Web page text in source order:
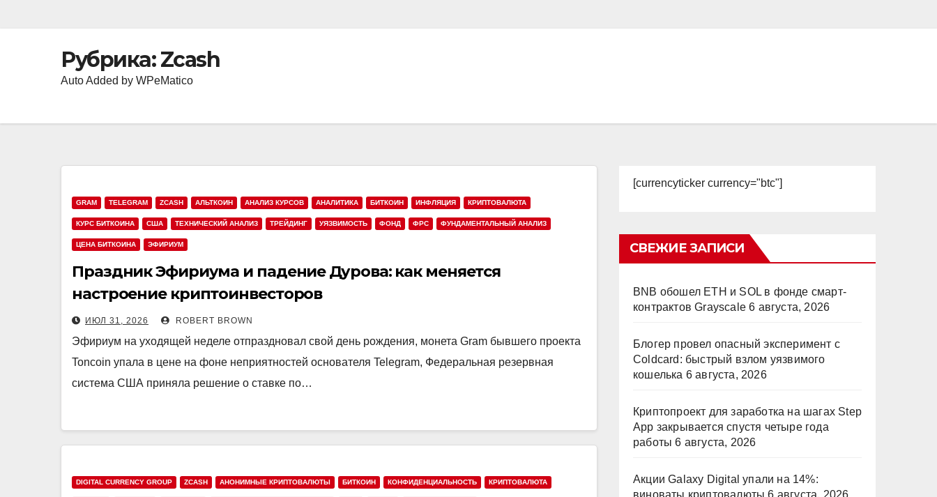
Рубрика:Zcash
Auto Added by WPeMatico
GRAM TELEGRAM ZCASH АЛЬТКОИН АНАЛИЗ КУРСОВ АНАЛИТИКА БИТКОИН ИНФЛЯЦИЯ КРИПТОВАЛЮТА
КУРС БИТКОИНА США ТЕХНИЧЕСКИЙ АНАЛИЗ ТРЕЙДИНГ УЯЗВИМОСТЬ ФОНД ФРС ФУНДАМЕНТАЛЬНЫЙ АНАЛИЗ
ЦЕНА БИТКОИНА ЭФИРИУМ
Праздник Эфириума и падение Дурова: как меняется
настроение криптоинвесторов
ИЮЛ 31, 2026 ROBERT BROWN
Эфириум на уходящей неделе отпраздновал свой день рождения, монета Gram бывшего проекта
Toncoin упала в цене на фоне неприятностей основателя Telegram, Федеральная резервная
система США приняла решение о ставке по…
DIGITAL CURRENCY GROUP ZCASH АНОНИМНЫЕ КРИПТОВАЛЮТЫ БИТКОИН КОНФИДЕНЦИАЛЬНОСТЬ КРИПТОВАЛЮТА
[currencyticker currency="btc"]
СВЕЖИЕ ЗАПИСИ
BNB обошел ETH и SOL в фонде смарт-
контрактов Grayscale 6 августа, 2026
Блогер провел опасный эксперимент с
Coldcard: быстрый взлом уязвимого
кошелька 6 августа, 2026
Криптопроект для заработка на шагах Step
App закрывается спустя четыре года
работы 6 августа, 2026
Акции Galaxy Digital упали на 14%:
виноваты криптовалюты 6 августа, 2026